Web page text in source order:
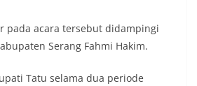
pada acara tersebut didampingi
Serang Fahmi Hakim.
Tatu selama dua periode